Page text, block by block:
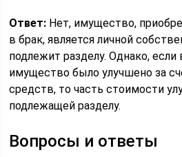
Ответ: Нет, имущество,
в брак, является личной
подлежит разделу. Однако, если
имущество было улучшено за
средств, то часть стоимости
подлежащей разделу.
Вопросы и ответы